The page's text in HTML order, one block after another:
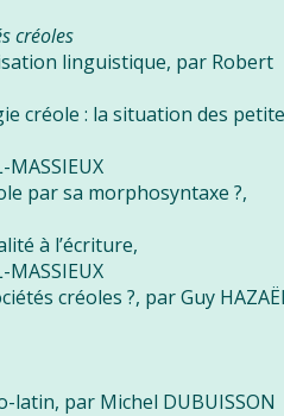
créoles
linguistique, par Robert
créole : la situation des
par sa morphosyntaxe ?,
à l’écriture,
créoles ?, par Guy
latin, par Michel DUBUISSON